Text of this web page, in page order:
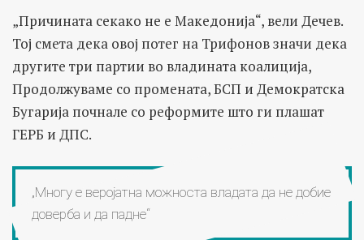
„Причината секако не е Македонија“, вели Дечев.
Тој смета дека овој потег на Трифонов значи дека
другите три партии во владината коалиција,
Продолжуваме со промената, БСП и Демократска
Бугарија почнале со реформите што ги плашат
ГЕРБ и ДПС.
„Многу е веројатна можноста владата да не добие
доверба и да падне“